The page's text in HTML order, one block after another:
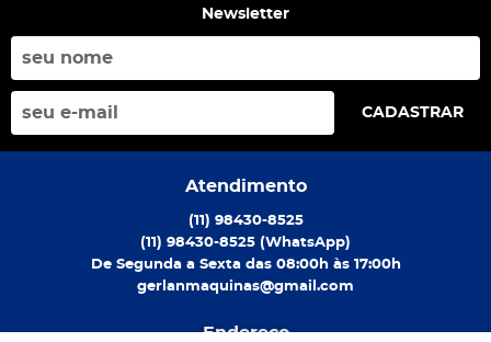
Newsletter
CADASTRAR
Atendimento
(11) 98430-8525
(11) 98430-8525 (WhatsApp)
De Segunda a Sexta das 08:00h às 17:00h
gerlanmaquinas@gmail.com
Endereço